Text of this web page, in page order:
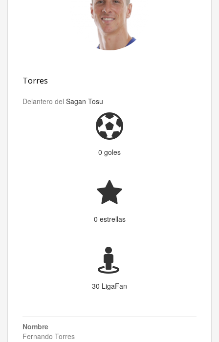
Torres
Delantero del Sagan Tosu
0 goles
0 estrellas
30 LigaFan
Nombre
Fernando Torres